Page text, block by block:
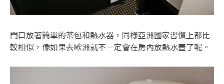
門口放著簡單的茶包和熱水器，同樣亞洲國家習慣上都比
較相似，像如果去歐洲就不一定會在房內放熱水壺了呢。